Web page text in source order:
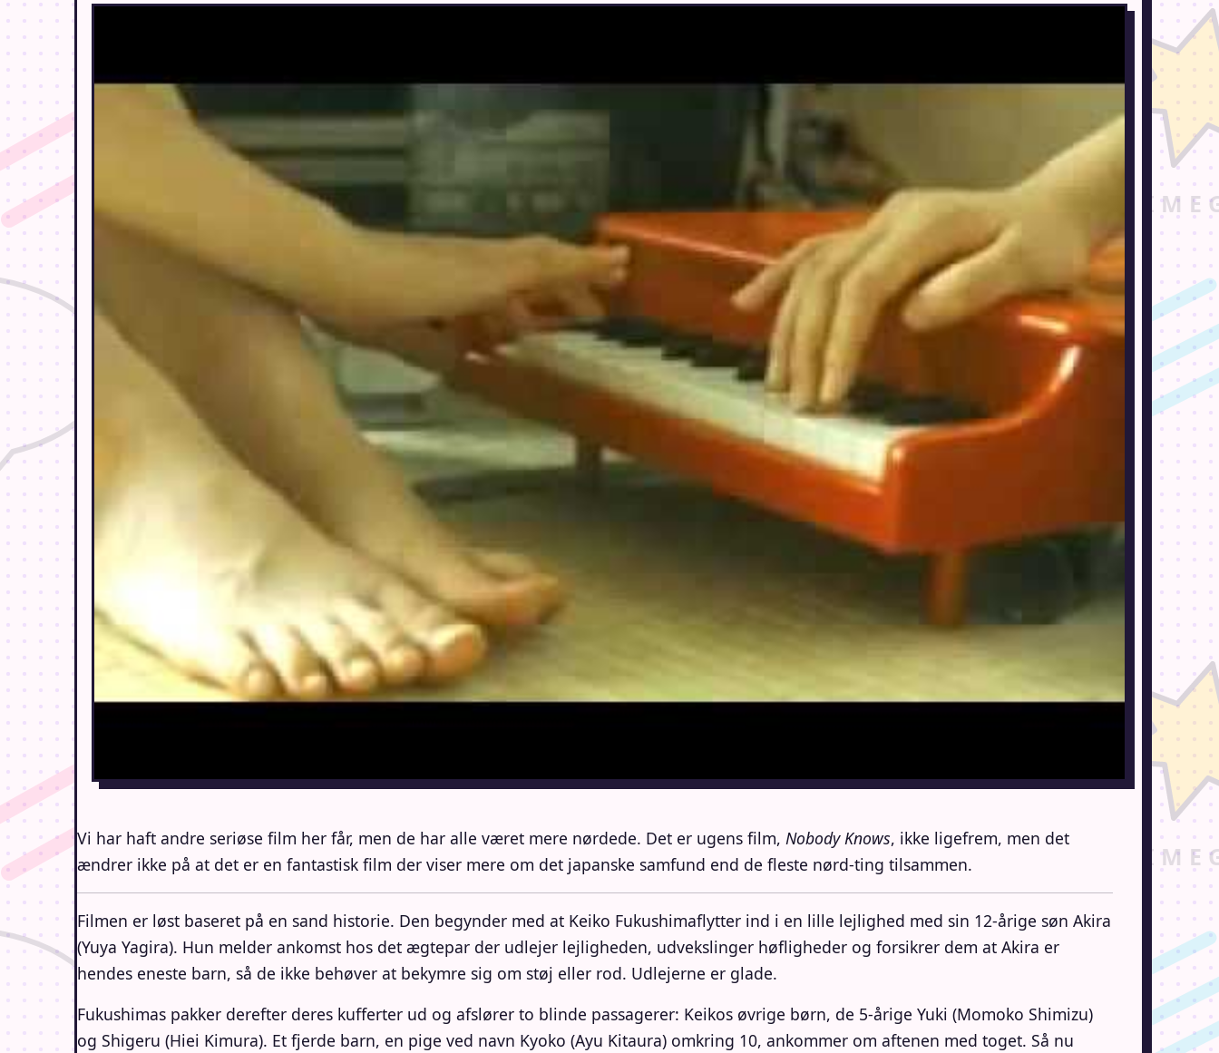
Vi har haft andre seriøse film her får, men de har alle været mere nørdede. Det er ugens film, Nobody Knows, ikke ligefrem, men det
ændrer ikke på at det er en fantastisk film der viser mere om det japanske samfund end de fleste nørd-ting tilsammen.
Filmen er løst baseret på en sand historie. Den begynder med at Keiko Fukushimaflytter ind i en lille lejlighed med sin 12-årige søn Akira
(Yuya Yagira). Hun melder ankomst hos det ægtepar der udlejer lejligheden, udvekslinger høfligheder og forsikrer dem at Akira er
hendes eneste barn, så de ikke behøver at bekymre sig om støj eller rod. Udlejerne er glade.
Fukushimas pakker derefter deres kufferter ud og afslører to blinde passagerer: Keikos øvrige børn, de 5-årige Yuki (Momoko Shimizu)
og Shigeru (Hiei Kimura). Et fjerde barn, en pige ved navn Kyoko (Ayu Kitaura) omkring 10, ankommer om aftenen med toget. Så nu